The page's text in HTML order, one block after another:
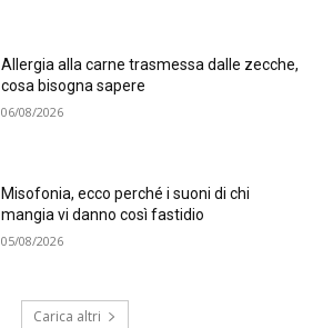
Allergia alla carne trasmessa dalle zecche,
cosa bisogna sapere
06/08/2026
Misofonia, ecco perché i suoni di chi
mangia vi danno così fastidio
05/08/2026
Carica altri